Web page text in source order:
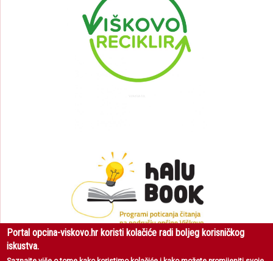
Portal opcina-viskovo.hr koristi kolačiće radi boljeg korisničkog
iskustva.